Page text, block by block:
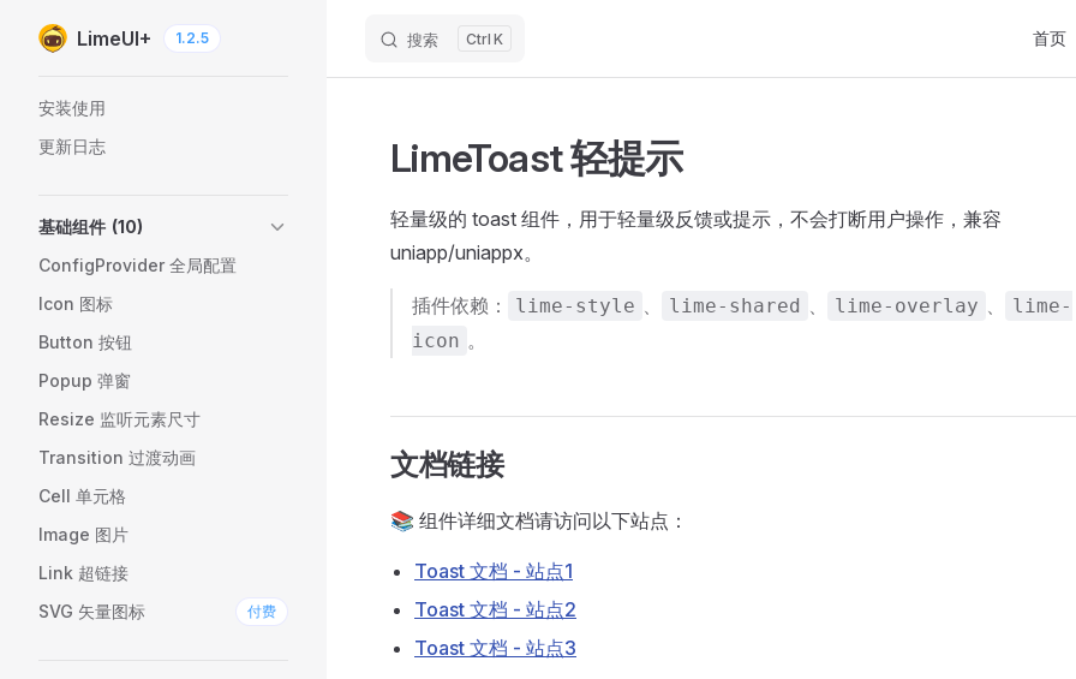
Skip to content
LimeUI+ 1.2.5 搜索 K 首页
安装使用
更新日志
基础组件 (10)
ConfigProvider 全局配置
Icon 图标
Button 按钮
Popup 弹窗
Resize 监听元素尺寸
Transition 过渡动画
Cell 单元格
Image 图片
Link 超链接
SVG 矢量图标
付费
LimeToast 轻提示
轻量级的 toast 组件，用于轻量级反馈或提示，不会打断用户操作，兼容
uniapp/uniappx。
插件依赖： lime-style 、 lime-shared 、 lime-overlay 、
lime-
icon 。
文档链接
📚 组件详细文档请访问以下站点：
Toast 文档 - 站点1
Toast 文档 - 站点2
Toast 文档 - 站点3